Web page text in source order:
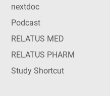
nextdoc
Podcast
RELATUS MED
RELATUS PHARM
Study Shortcut